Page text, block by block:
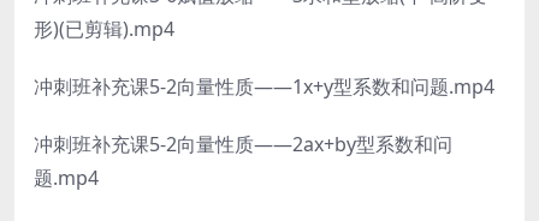
形)(已剪辑).mp4
冲刺班补充课5-2向量性质——1x+y型系数和问题.mp4
冲刺班补充课5-2向量性质——2ax+by型系数和问
题.mp4